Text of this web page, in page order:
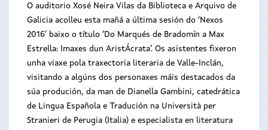
O auditorio Xosé Neira Vilas da Biblioteca e Arquivo de
Galicia acolleu esta mañá a última sesión do ‘Nexos
2016’ baixo o título ‘Do Marqués de Bradomín a Max
Estrella: Imaxes dun AristÁcrata’. Os asistentes fixeron
unha viaxe pola traxectoria literaria de Valle-Inclán,
visitando a algúns dos personaxes máis destacados da
súa produción, da man de Dianella Gambini, catedrática
de Lingua Española e Tradución na Università per
Stranieri de Perugia (Italia) e especialista en literatura